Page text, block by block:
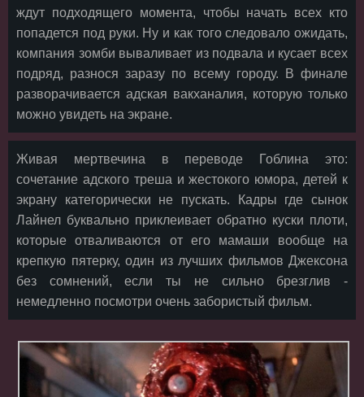
ждут подходящего момента, чтобы начать всех кто
попадется под руки. Ну и как того следовало ожидать,
компания зомби вываливает из подвала и кусает всех
подряд, разнося заразу по всему городу. В финале
разворачивается адская вакханалия, которую только
можно увидеть на экране.
Живая мертвечина в переводе Гоблина это:
сочетание адского треша и жестокого юмора, детей к
экрану категорически не пускать. Кадры где сынок
Лайнел буквально приклеивает обратно куски плоти,
которые отваливаются от его мамаши вообще на
крепкую пятерку, один из лучших фильмов Джексона
без сомнений, если ты не сильно брезглив -
немедленно посмотри очень забористый фильм.